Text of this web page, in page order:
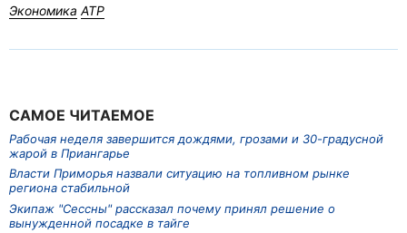
Экономика АТР
САМОЕ ЧИТАЕМОЕ
Рабочая неделя завершится дождями, грозами и 30-градусной
жарой в Приангарье
Власти Приморья назвали ситуацию на топливном рынке
региона стабильной
Экипаж "Сессны" рассказал почему принял решение о
вынужденной посадке в тайге